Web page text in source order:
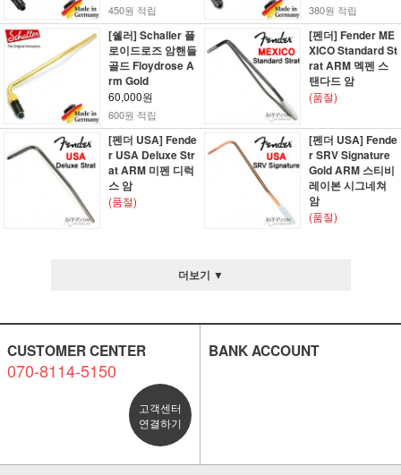
450원 적립 380원 적립
[쉘러] Schaller 플
로이드로즈 암핸들
골드 Floydrose A
rm Gold
60,000원
600원 적립
[펜더] Fender ME
XICO Standard St
rat ARM 멕펜 스
탠다드 암
(품절)
[펜더 USA] Fende
r USA Deluxe Str
at ARM 미펜 디럭
스 암
(품절)
[펜더 USA] Fende
r SRV Signature
Gold ARM 스티비
레이본 시그네쳐
암
(품절)
더보기 ▼
CUSTOMER CENTER
070-8114-5150
고객센터
연결하기
BANK ACCOUNT